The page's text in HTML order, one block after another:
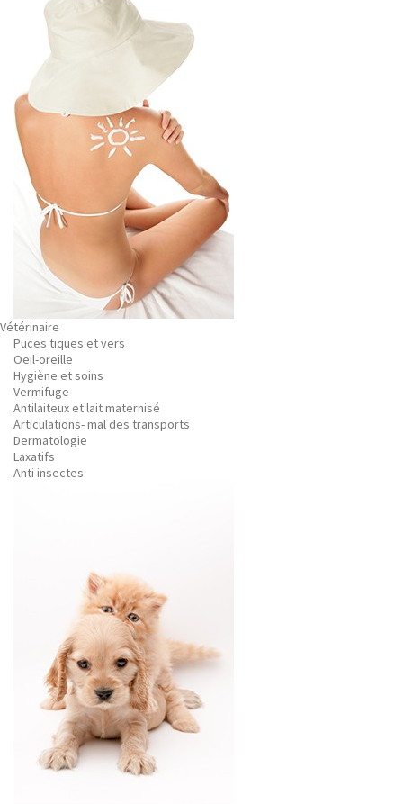
Vétérinaire
Puces tiques et vers
Oeil-oreille
Hygiène et soins
Vermifuge
Antilaiteux et lait maternisé
Articulations- mal des transports
Dermatologie
Laxatifs
Anti insectes